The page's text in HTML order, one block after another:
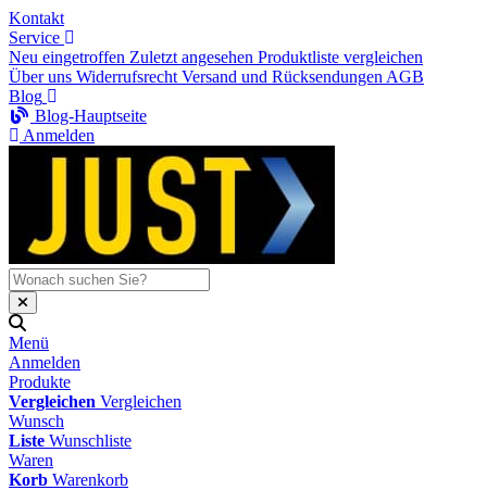
Kontakt
Service
Neu eingetroffen Zuletzt angesehen Produktliste vergleichen
Über uns Widerrufsrecht Versand und Rücksendungen AGB
Blog
Blog-Hauptseite
Anmelden
Menü
Anmelden
Produkte
Vergleichen Vergleichen
Wunsch
Liste Wunschliste
Waren
Korb Warenkorb